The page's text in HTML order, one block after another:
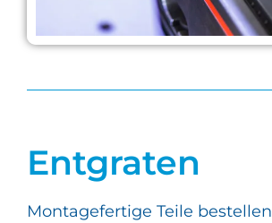
Entgraten
Montagefertige Teile bestellen